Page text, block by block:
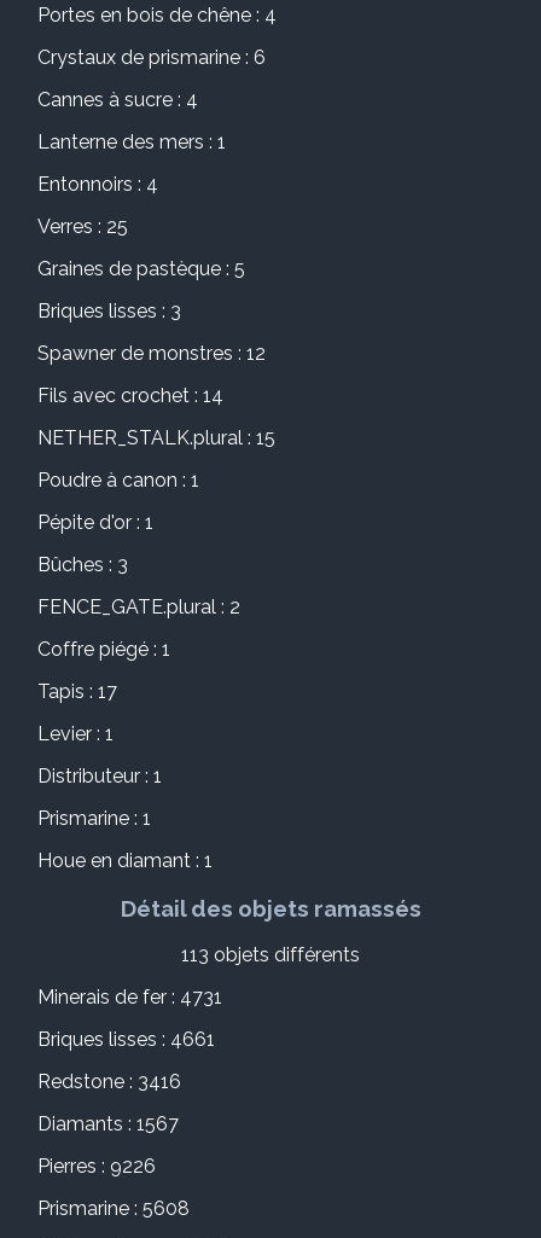
Portes en bois de chêne : 4
Crystaux de prismarine : 6
Cannes à sucre : 4
Lanterne des mers : 1
Entonnoirs : 4
Verres : 25
Graines de pastèque : 5
Briques lisses : 3
Spawner de monstres : 12
Fils avec crochet : 14
NETHER_STALK.plural : 15
Poudre à canon : 1
Pépite d'or : 1
Bûches : 3
FENCE_GATE.plural : 2
Coffre piégé : 1
Tapis : 17
Levier : 1
Distributeur : 1
Prismarine : 1
Houe en diamant : 1
Détail des objets ramassés
113 objets différents
Minerais de fer : 4731
Briques lisses : 4661
Redstone : 3416
Diamants : 1567
Pierres : 9226
Prismarine : 5608